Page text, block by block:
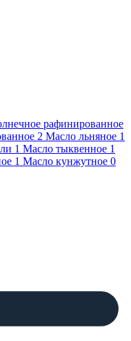
рафинированное
2 Масло льняное 1
1 Масло тыквенное 1
1 Масло кунжутное 0